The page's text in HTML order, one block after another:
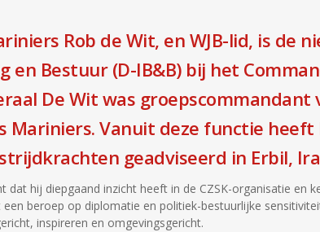
Rob de Wit, en WJB-lid, is de
en Bestuur (D-IB&B) bij het
De Wit was groepscommandant
Mariniers. Vanuit deze functie heeft
geadviseerd in Erbil,
hij diepgaand inzicht heeft in de CZSK-organisatie en
beroep op diplomatie en politiek-bestuurlijke
inspireren en omgevingsgericht.